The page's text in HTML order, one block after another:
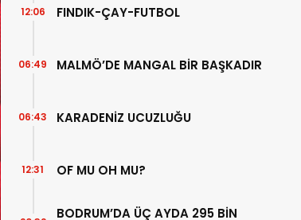
FINDIK-ÇAY-FUTBOL
12:06
MALMÖ’DE MANGAL BİR BAŞKADIR
06:49
KARADENİZ UCUZLUĞU
06:43
OF MU OH MU?
12:31
BODRUM’DA ÜÇ AYDA 295 BİN